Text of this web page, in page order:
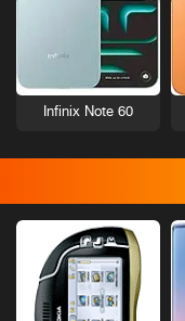
Infinix Note 60